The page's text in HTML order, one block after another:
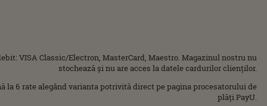
VISA Classic/Electron, MasterCard, Maestro. Magazinul nostru nu
stochează și nu are acces la datele cardurilor clienților.
6 rate alegând varianta potrivită direct pe pagina procesatorului de
plăți PayU.